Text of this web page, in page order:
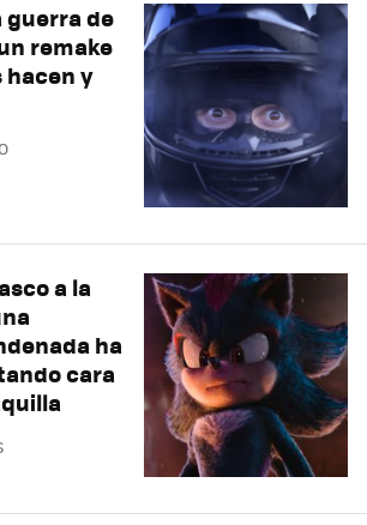
guerra de
remake
hacen y
a la
ha
cara